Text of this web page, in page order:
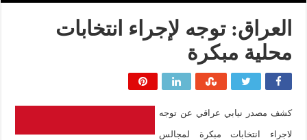
العراق: توجه لإجراء انتخابات
محلية مبكرة
كشف مصدر نيابي عراقي عن توجه
لاجراء انتخابات مبكرة لمجالس